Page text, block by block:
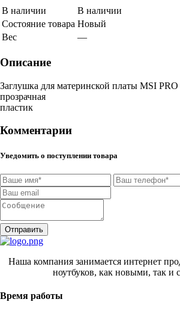
В наличии
В наличии
Состояние товара Новый
Вес
—
Описание
Заглушка для материнской платы MSI
прозрачная
пластик
Комментарии
Уведомить о поступлении товара
Отправить
Наша компания занимается интернет
ноутбуков, как новыми, так и
Время работы